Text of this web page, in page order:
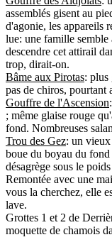
assemblés gisent au
d'agonie, les appareils
lue: une famille
descendre cet attirail
trop, dirait-on.
Bâme aux Pirotas: plus
pas de chiros, pourtant
Gouffre de l'Ascension
; même glaise rouge
fond. Nombreuses
Trou des Gez: un vieux
boue du boyau du
désagrège sous le
Remontée avec une
vous la cherchez, elle
lave.
Grottes 1 et 2 de
moquette de chamois